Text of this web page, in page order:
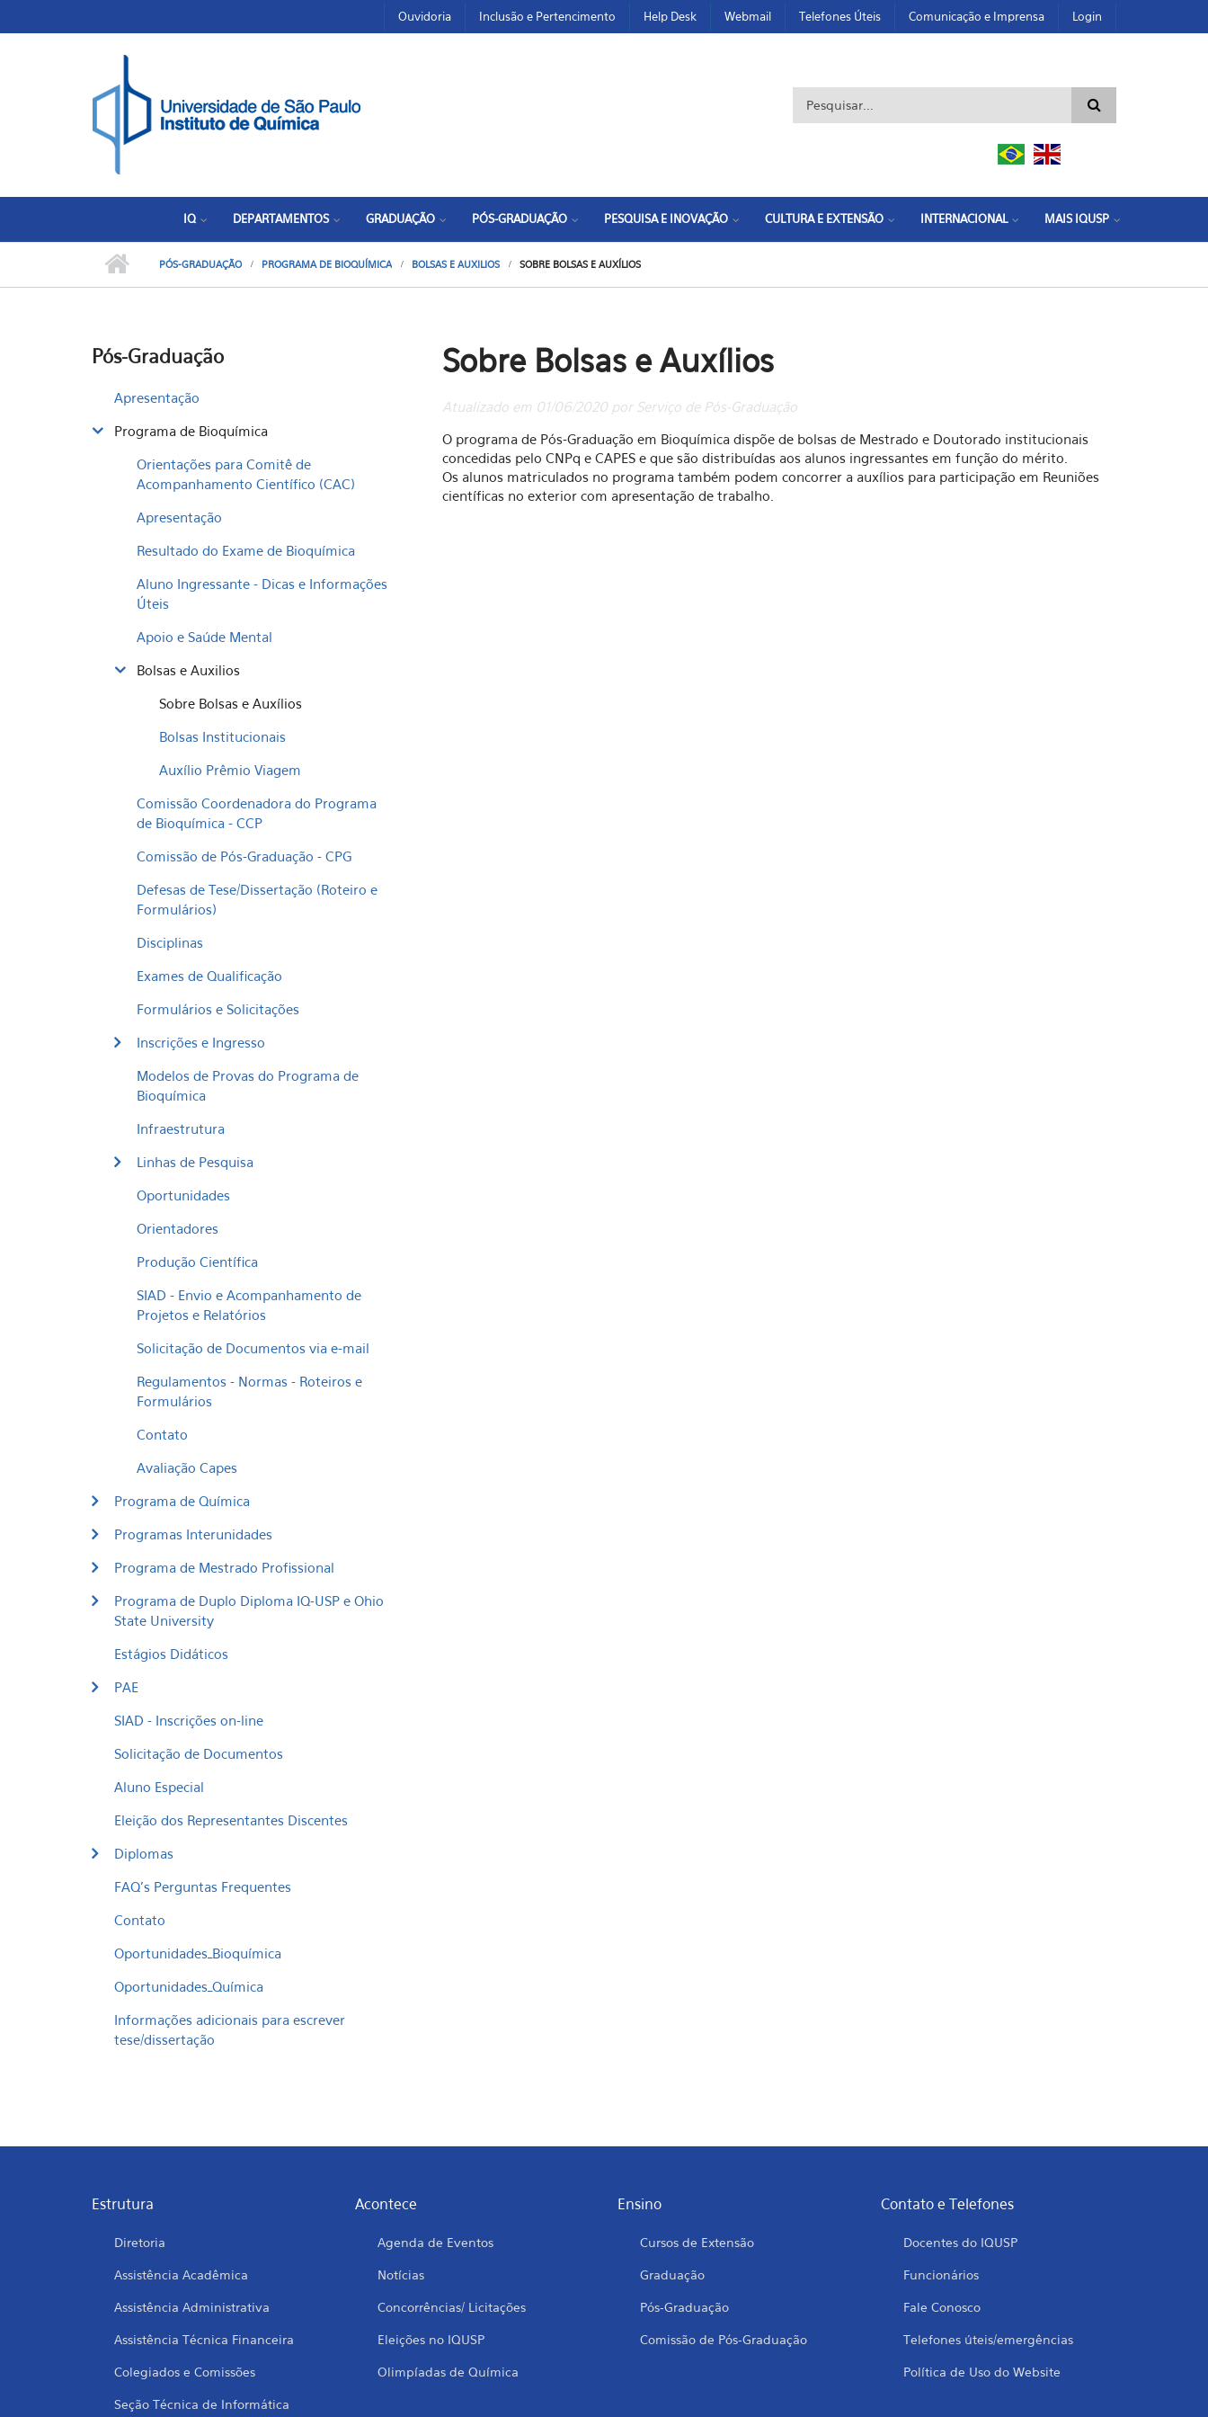
Ouvidoria Inclusão e Pertencimento Help Desk Webmail Telefones Úteis Comunicação e Imprensa Login
Formulário de busca
IQ DEPARTAMENTOS GRADUAÇÃO PÓS-GRADUAÇÃO PESQUISA E INOVAÇÃO CULTURA E EXTENSÃO INTERNACIONAL MAIS IQUSP
PÓS-GRADUAÇÃO PROGRAMA DE BIOQUÍMICA BOLSAS E AUXILIOS SOBRE BOLSAS E AUXÍLIOS
Pós-Graduação
Apresentação
Programa de Bioquímica
Orientações para Comitê de
Acompanhamento Científico (CAC)
Apresentação
Resultado do Exame de Bioquímica
Aluno Ingressante - Dicas e Informações
Úteis
Apoio e Saúde Mental
Bolsas e Auxilios
Sobre Bolsas e Auxílios
Bolsas Institucionais
Auxílio Prêmio Viagem
Comissão Coordenadora do Programa
de Bioquímica - CCP
Comissão de Pós-Graduação - CPG
Defesas de Tese/Dissertação (Roteiro e
Formulários)
Disciplinas
Exames de Qualificação
Formulários e Solicitações
Inscrições e Ingresso
Modelos de Provas do Programa de
Bioquímica
Infraestrutura
Linhas de Pesquisa
Oportunidades
Orientadores
Produção Científica
SIAD - Envio e Acompanhamento de
Projetos e Relatórios
Solicitação de Documentos via e-mail
Regulamentos - Normas - Roteiros e
Formulários
Contato
Avaliação Capes
Programa de Química
Programas Interunidades
Programa de Mestrado Profissional
Programa de Duplo Diploma IQ-USP e Ohio
State University
Estágios Didáticos
PAE
SIAD - Inscrições on-line
Solicitação de Documentos
Aluno Especial
Eleição dos Representantes Discentes
Diplomas
FAQ's Perguntas Frequentes
Contato
Oportunidades_Bioquímica
Oportunidades_Química
Informações adicionais para escrever
tese/dissertação
Sobre Bolsas e Auxílios
Atualizado em 01/06/2020 por Serviço de Pós-Graduação
O programa de Pós-Graduação em Bioquímica dispõe de bolsas de Mestrado e Doutorado institucionais
concedidas pelo CNPq e CAPES e que são distribuídas aos alunos ingressantes em função do mérito.
Os alunos matriculados no programa também podem concorrer a auxílios para participação em Reuniões
científicas no exterior com apresentação de trabalho.
Estrutura
Diretoria
Assistência Acadêmica
Assistência Administrativa
Assistência Técnica Financeira
Colegiados e Comissões
Seção Técnica de Informática
Acontece
Agenda de Eventos
Notícias
Concorrências/ Licitações
Eleições no IQUSP
Olimpíadas de Química
Ensino
Cursos de Extensão
Graduação
Pós-Graduação
Comissão de Pós-Graduação
Contato e Telefones
Docentes do IQUSP
Funcionários
Fale Conosco
Telefones úteis/emergências
Política de Uso do Website